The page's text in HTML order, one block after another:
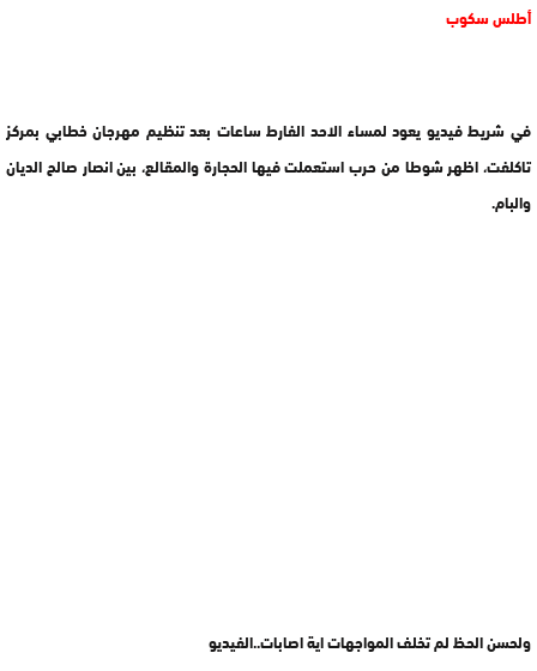
أطلس سكوب
في شريط فيديو يعود لمساء الاحد الفارط ساعات بعد تنظيم مهرجان خطابي بمركز
تاكلفت، اظهر شوطا من حرب استعملت فيها الحجارة والمقالع، بين انصار صالح الديان
والبام.
ولحسن الحظ لم تخلف المواجهات اية اصابات..الفيديو